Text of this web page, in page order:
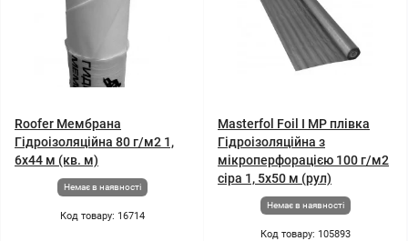
Roofer Мембрана
Гідроізоляційна 80 г/м2 1,
6x44 м (кв. м)
Немає в наявності
Код товару: 16714
Masterfol Foil I MP плівка
Гідроізоляційна з
мікроперфорацією 100 г/м2
сіра 1, 5x50 м (рул)
Немає в наявності
Код товару: 105893